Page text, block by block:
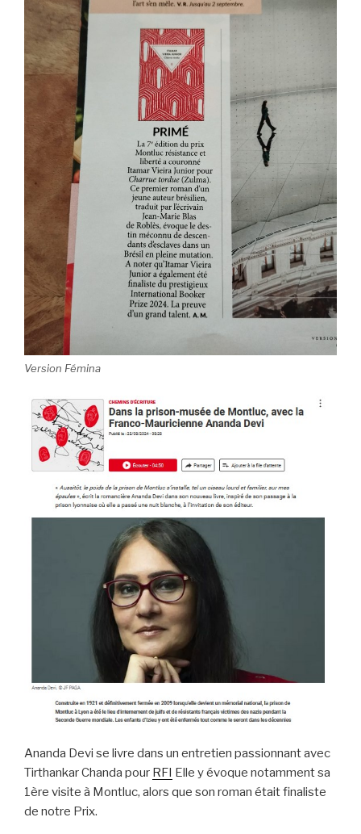
Version Fémina
Ananda Devi se livre dans un entretien passionnant avec
Tirthankar Chanda pour RFI Elle y évoque notamment sa
1ère visite à Montluc, alors que son roman était finaliste
de notre Prix.